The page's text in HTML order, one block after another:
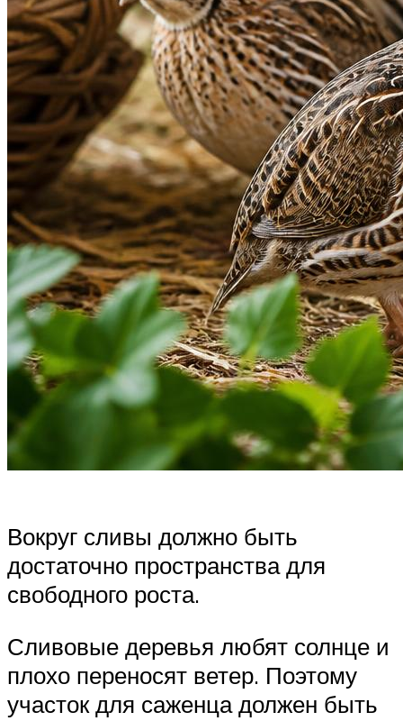
Вокруг сливы должно быть
достаточно пространства для
свободного роста.
Сливовые деревья любят солнце и
плохо переносят ветер. Поэтому
участок для саженца должен быть